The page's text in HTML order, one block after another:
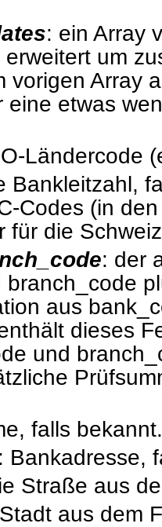
: ein Array
um
vorigen Array
eine etwas
Ländercode
Bankleitzahl,
Codes (in
für die
: der
aus
dieses
und
falls bekannt.
: Bankadresse,
Straße aus
aus dem